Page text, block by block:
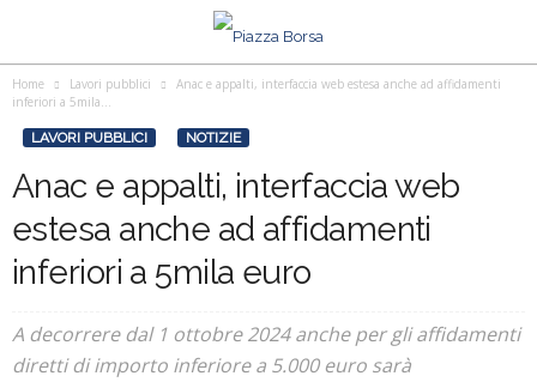
Home Lavori pubblici
Anac e appalti, interfaccia web estesa anche ad affidamenti
inferiori a 5mila...
LAVORI PUBBLICI NOTIZIE
Anac e appalti, interfaccia web
estesa anche ad affidamenti
inferiori a 5mila euro
A decorrere dal 1 ottobre 2024 anche per gli affidamenti
diretti di importo inferiore a 5.000 euro sarà